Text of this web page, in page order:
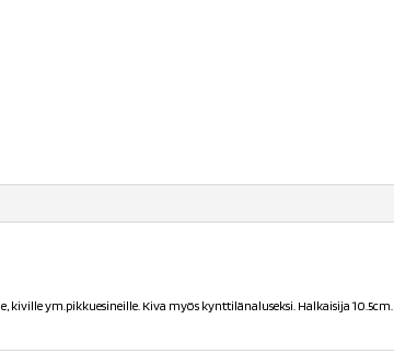
kiville ym.pikkuesineille. Kiva myös kynttilänaluseksi. Halkaisija 10.5cm.